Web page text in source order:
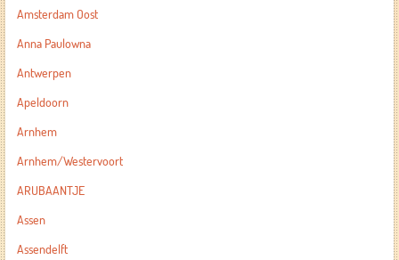
Amsterdam Oost
Anna Paulowna
Antwerpen
Apeldoorn
Arnhem
Arnhem/Westervoort
ARUBAANTJE
Assen
Assendelft